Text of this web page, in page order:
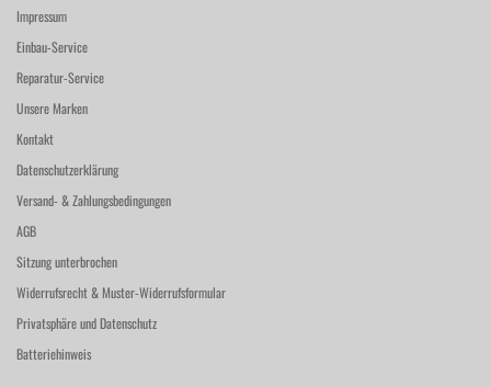
Impressum
Einbau-Service
Reparatur-Service
Unsere Marken
Kontakt
Datenschutzerklärung
Versand- & Zahlungsbedingungen
AGB
Sitzung unterbrochen
Widerrufsrecht & Muster-Widerrufsformular
Privatsphäre und Datenschutz
Batteriehinweis